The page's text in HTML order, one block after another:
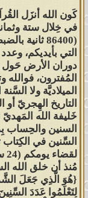
كَون الله أنزَل
في خِلال ستة
التي بأيديكم،
دوران الأرض
المُفترون،
الميلاديَّة ولا
التاريخ الهِجريّ
خَليفة الله
السنين والحِساب
السِّنين في
مُنذ أن خلق الله
{هُوَ الَّذِي جَعَلَ
لِتَعْلَمُوا عَدَدَ